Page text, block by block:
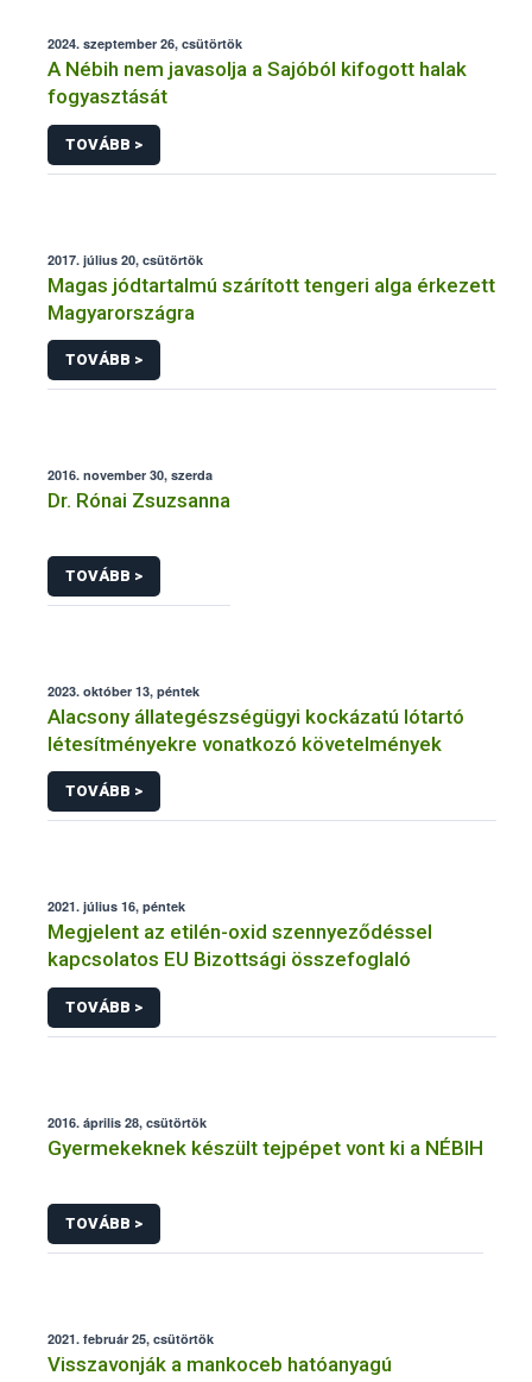
2024. szeptember 26, csütörtök
A Nébih nem javasolja a Sajóból kifogott halak
fogyasztását
TOVÁBB >
2017. július 20, csütörtök
Magas jódtartalmú szárított tengeri alga érkezett
Magyarországra
TOVÁBB >
2016. november 30, szerda
Dr. Rónai Zsuzsanna
TOVÁBB >
2023. október 13, péntek
Alacsony állategészségügyi kockázatú lótartó
létesítményekre vonatkozó követelmények
TOVÁBB >
2021. július 16, péntek
Megjelent az etilén-oxid szennyeződéssel
kapcsolatos EU Bizottsági összefoglaló
TOVÁBB >
2016. április 28, csütörtök
Gyermekeknek készült tejpépet vont ki a NÉBIH
TOVÁBB >
2021. február 25, csütörtök
Visszavonják a mankoceb hatóanyagú